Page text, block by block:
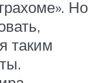
Но
таким